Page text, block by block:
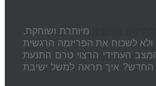
מיותרת ושוחקת.
ולא לשכוח את הפריזמה הרגשית
העתידי הרצוי טרם התנעת
החדש? איך תראה למשל ישיבת